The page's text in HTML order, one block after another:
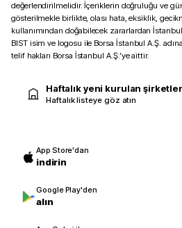
değerlendirilmelidir. İçeriklerin doğruluğu ve
gösterilmekle birlikte, olası hata, eksiklik,
kullanımından doğabilecek zararlardan
BIST isim ve logosu ile Borsa İstanbul A.Ş.
telif hakları Borsa İstanbul A.Ş.’ye aittir.
Haftalık yeni kurulan şirketler
Haftalık listeye göz atın
App Store'dan
indirin
Google Play'den
alın